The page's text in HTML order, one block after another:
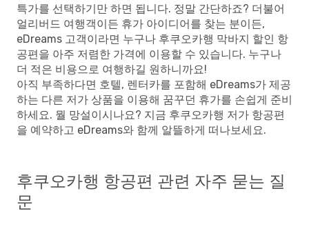
특가를 선택하기만 하면 됩니다. 정말 간단하죠? 더불어
얼리버드 여행객이든 휴가 아이디어를 찾는 분이든,
eDreams 고객이라면 누구나 후쿠오카행 막바지 할인 항
공편을 아주 저렴한 가격에 이용할 수 있습니다. 누구나
더 적은 비용으로 여행하길 원하니까요!
아직 부족하다면 호텔, 렌터카를 포함해 eDreams가 제공
하는 다른 저가 상품을 이용해 꿈꾸던 휴가를 손쉽게 준비
하세요. 뭘 망설이시나요? 지금 후쿠오카행 저가 항공편
을 예약하고 eDreams와 함께 알뜰하게 떠나보세요.
후쿠오카행 항공편 관련 자주 묻는 질
문